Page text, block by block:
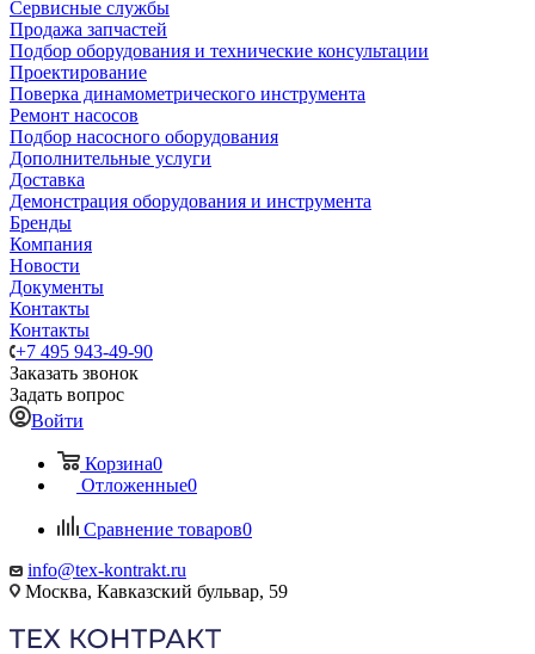
Сервисные службы
Продажа запчастей
Подбор оборудования и технические консультации
Проектирование
Поверка динамометрического инструмента
Ремонт насосов
Подбор насосного оборудования
Дополнительные услуги
Доставка
Демонстрация оборудования и инструмента
Бренды
Компания
Новости
Документы
Контакты
Контакты
+7 495 943-49-90
Заказать звонок
Задать вопрос
Войти
Корзина0
Отложенные0
Сравнение товаров0
info@tex-kontrakt.ru
Москва, Кавказский бульвар, 59